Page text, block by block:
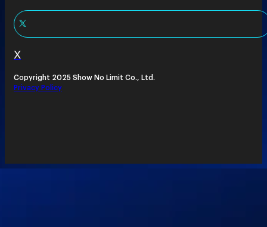
X
Copyright 2025 Show No Limit Co., Ltd.
Privacy Policy